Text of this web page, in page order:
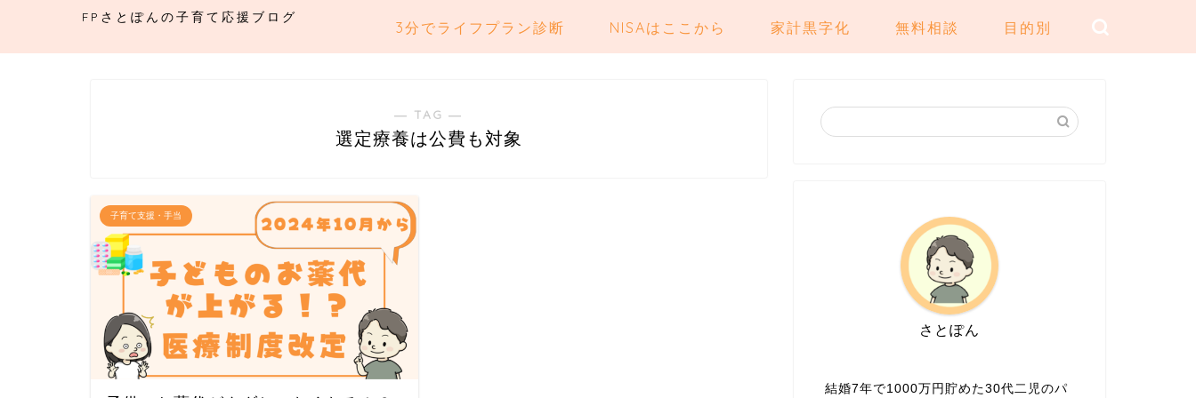
FPさとぽんの子育て応援ブログ
3分でライフプラン診断 NISAはここから 家計黒字化 無料相談 目的別
― TAG ―
選定療養は公費も対象
子育て支援・手当
さとぽん
結婚7年で1000万円貯めた30代二児のパ